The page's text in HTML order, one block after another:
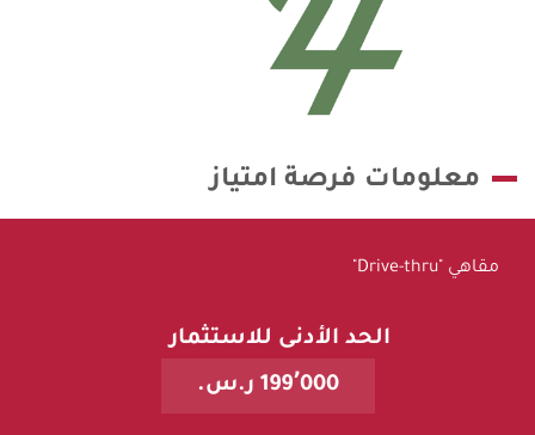
معلومات فرصة امتياز
مقاهي "Drive-thru"
الحد الأدنى للاستثمار
199٬000 ر.س.